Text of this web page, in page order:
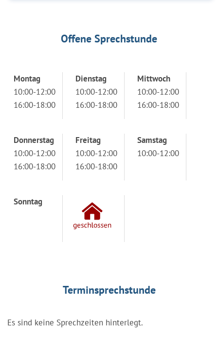
Offene Sprechstunde
Montag
10:00-12:00
16:00-18:00
Dienstag
10:00-12:00
16:00-18:00
Mittwoch
10:00-12:00
16:00-18:00
Donnerstag
10:00-12:00
16:00-18:00
Freitag
10:00-12:00
16:00-18:00
Samstag
10:00-12:00
Sonntag
Terminsprechstunde
Es sind keine Sprechzeiten hinterlegt.